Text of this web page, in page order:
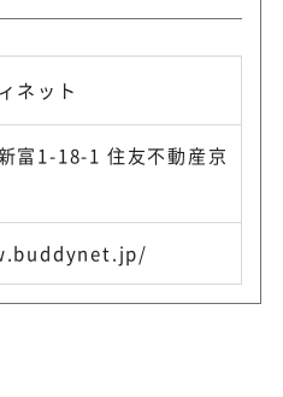
ネット
富1-18-1 住友不動産京